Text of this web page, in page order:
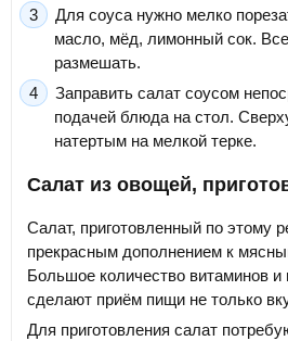
Для соуса нужно мелко
масло, мёд, лимонный сок.
размешать.
Заправить салат соусом
подачей блюда на стол.
натертым на мелкой терке.
Салат из овощей,
Салат, приготовленный по этому
прекрасным дополнением к
Большое количество витаминов и
сделают приём пищи не только
Для приготовления салат